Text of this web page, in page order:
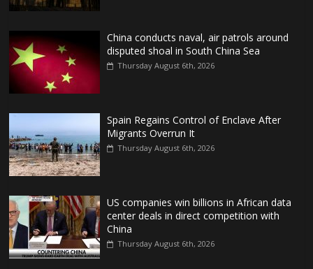
China conducts naval, air patrols around
disputed shoal in South China Sea
Thursday August 6th, 2026
Spain Regains Control of Enclave After
Migrants Overrun It
Thursday August 6th, 2026
US companies win billions in African data
center deals in direct competition with
China
Thursday August 6th, 2026